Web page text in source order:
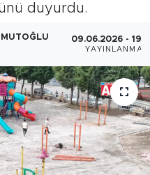
duyurdu.
09.06.2026 -
YAYINLANMA